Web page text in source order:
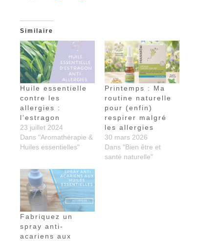
Similaire
Huile essentielle
contre les
allergies :
l’estragon
23 juillet 2024
Dans "Aromathérapie &
Huiles essentielles"
Printemps : Ma
routine naturelle
pour (enfin)
respirer malgré
les allergies
30 mars 2026
Dans "Bien être et
santé naturelle"
Fabriquez un
spray anti-
acariens aux